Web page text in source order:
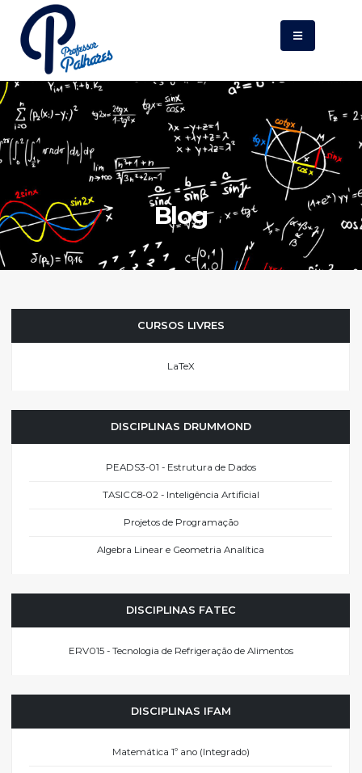
Blog
CURSOS LIVRES
LaTeX
DISCIPLINAS DRUMMOND
PEADS3-01 - Estrutura de Dados
TASICC8-02 - Inteligência Artificial
Projetos de Programação
Algebra Linear e Geometria Analítica
DISCIPLINAS FATEC
ERV015 - Tecnologia de Refrigeração de Alimentos
DISCIPLINAS IFAM
Matemática 1º ano (Integrado)